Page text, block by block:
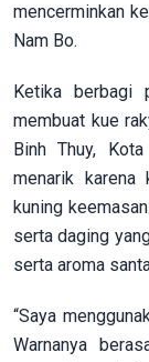
mencerminkan
Nam Bo.
Ketika berbagi
membuat kue
Binh Thuy,
menarik karena
kuning
serta daging
serta aroma
“Saya
Warnanya